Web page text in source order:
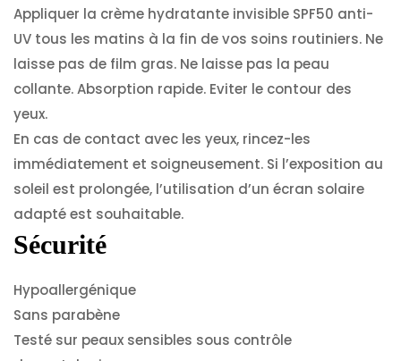
Appliquer la crème hydratante invisible SPF50 anti-
UV tous les matins à la fin de vos soins routiniers. Ne
laisse pas de film gras. Ne laisse pas la peau
collante. Absorption rapide. Eviter le contour des
yeux.
En cas de contact avec les yeux, rincez-les
immédiatement et soigneusement. Si l’exposition au
soleil est prolongée, l’utilisation d’un écran solaire
adapté est souhaitable.
Sécurité
Hypoallergénique
Sans parabène
Testé sur peaux sensibles sous contrôle